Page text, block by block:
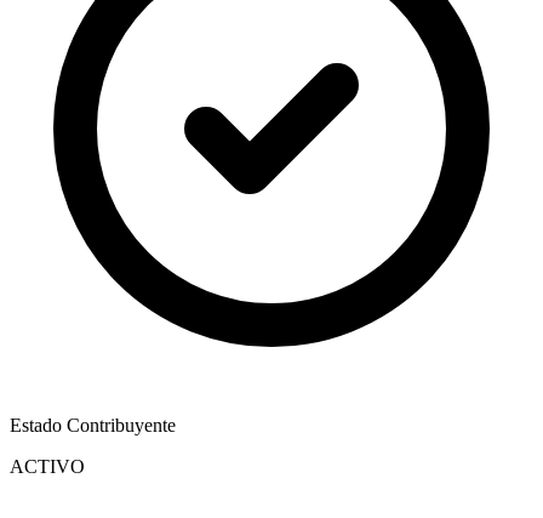
Estado Contribuyente
ACTIVO